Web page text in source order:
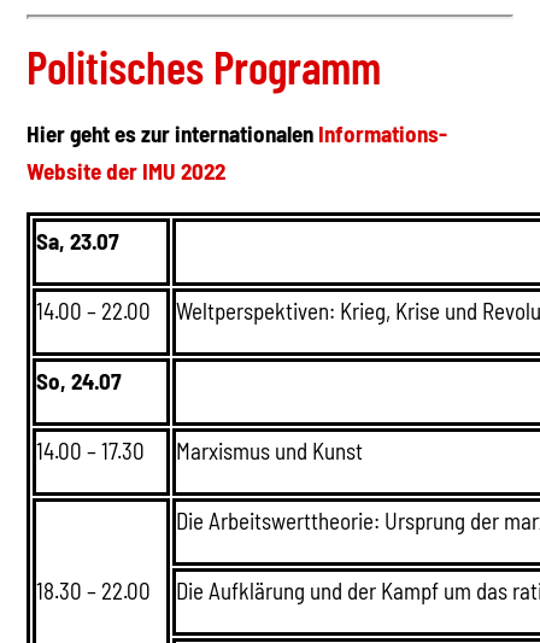
Politisches Programm
Hier geht es zur internationalen Informations-
Website der IMU 2022
Sa, 23.07
14.00 – 22.00 Weltperspektiven: Krieg, Krise und
So, 24.07
14.00 – 17.30 Marxismus und Kunst
18.30 – 22.00
Die Arbeitswerttheorie: Ursprung der
Die Aufklärung und der Kampf um das